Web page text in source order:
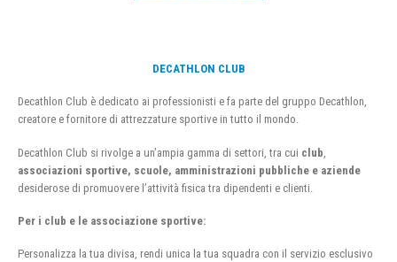
DECATHLON CLUB
Decathlon Club è dedicato ai professionisti e fa parte del gruppo Decathlon,
creatore e fornitore di attrezzature sportive in tutto il mondo.
Decathlon Club si rivolge a un’ampia gamma di settori, tra cui club
associazioni sportive, scuole, amministrazioni pubbliche e aziende
desiderose di promuovere l’attività fisica tra dipendenti e clienti.
Per i club e le associazione sportive:
Personalizza la tua divisa, rendi unica la tua squadra con il servizio esclusivo